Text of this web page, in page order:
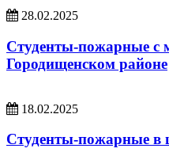
28.02.2025
Студенты-пожарные с
Городищенском районе
18.02.2025
Студенты-пожарные в